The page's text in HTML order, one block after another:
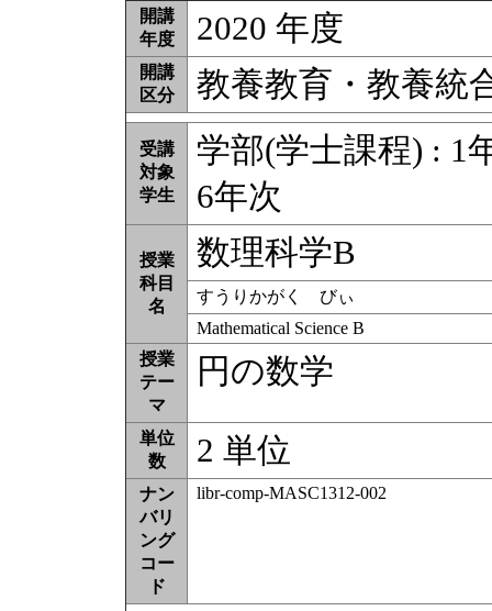
開講
年度
2020 年度
開講
区分
教養教育・教養統
受講
対象
学生
学部(学士課程) : 1
6年次
授業
科目
名
数理科学B
すうりかがく びぃ
Mathematical Science B
授業
テー
マ
円の数学
単位
数
2 単位
ナン
バリ
ング
コー
ド
libr-comp-MASC1312-002